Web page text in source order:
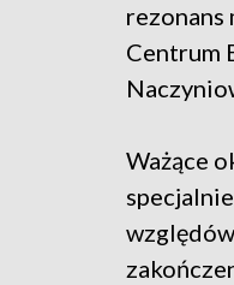
rezonans
Centrum
Ważące